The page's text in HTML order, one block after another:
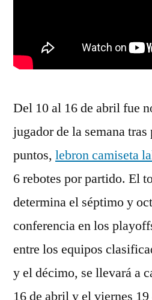
Del 10 al 16 de abril fue
jugador de la semana
puntos, lebron camiseta
6 rebotes por partido. El
determina el séptimo y
conferencia en los
entre los equipos
y el décimo, se llevará a
16 de abril y el viernes